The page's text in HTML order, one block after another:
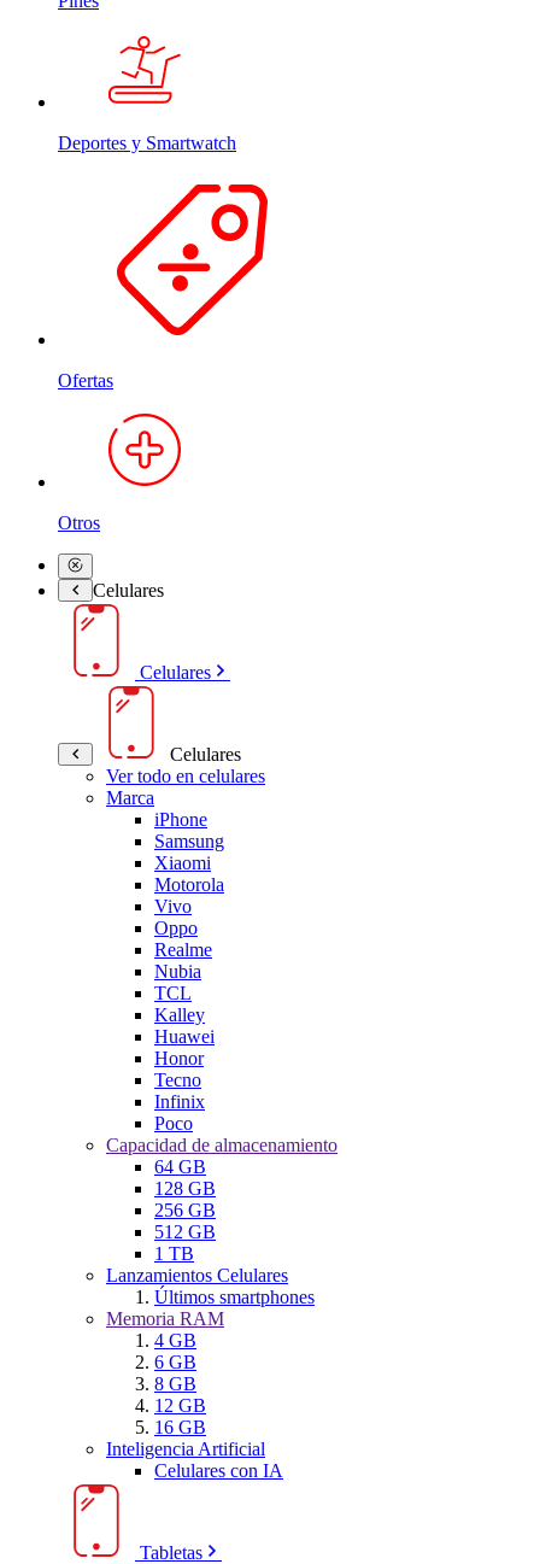
Deportes y Smartwatch
Ofertas
Otros
Celulares
Celulares
Celulares
Ver todo en celulares
Marca
iPhone
Samsung
Xiaomi
Motorola
Vivo
Oppo
Realme
Nubia
TCL
Kalley
Huawei
Honor
Tecno
Infinix
Poco
Capacidad de almacenamiento
64 GB
128 GB
256 GB
512 GB
1 TB
Lanzamientos Celulares
Últimos smartphones
Memoria RAM
4 GB
6 GB
8 GB
12 GB
16 GB
Inteligencia Artificial
Celulares con IA
Tabletas